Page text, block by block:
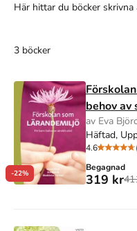
Här hittar du böcker
3 böcker
-22%
behov av
av Eva
Häftad,
4.6
Begagnad
319 kr